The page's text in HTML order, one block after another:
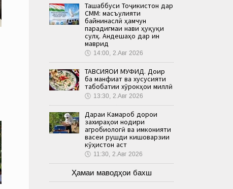
Ташаббуси Тоҷикистон дар
СММ: масъулияти
байнинаслӣ ҳамчун
парадигмаи нави ҳуқуқи
сулҳ. Андешаҳо дар ин
маврид
🕔 14:00, 2.Авг 2026
ТАВСИЯҲОИ МУФИД. Доир
ба манфиат ва хусусияти
табобатии хӯрокҳои миллӣ
🕔 13:30, 2.Авг 2026
Дараи Камароб дорои
захираҳои нодири
агробиологӣ ва имконияти
васеи рушди кишоварзии
кӯҳистон аст
🕔 11:30, 2.Авг 2026
Ҳамаи маводҳои бахш